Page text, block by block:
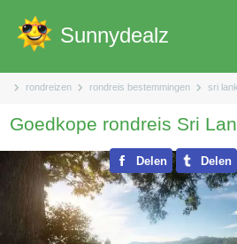
rondreizen rondreis bestemmingen sri
Sunnydealz
Goedkope rondreis Sri
Delen Delen